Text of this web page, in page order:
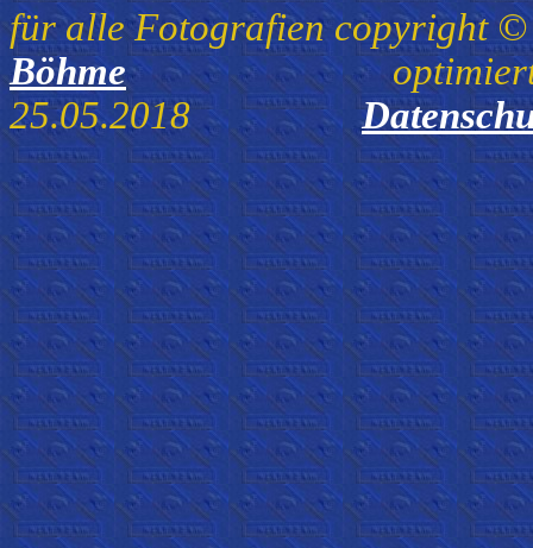
für alle Fotografien copyright
Böhmeoptimiert
25.05.2018